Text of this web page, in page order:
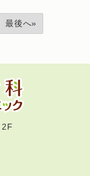
最後へ»